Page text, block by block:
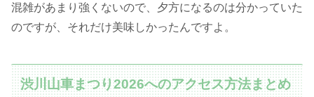
混雑があまり強くないので、夕方になるのは分かっていた
のですが、それだけ美味しかったんですよ。
渋川山車まつり2026へのアクセス方法まとめ